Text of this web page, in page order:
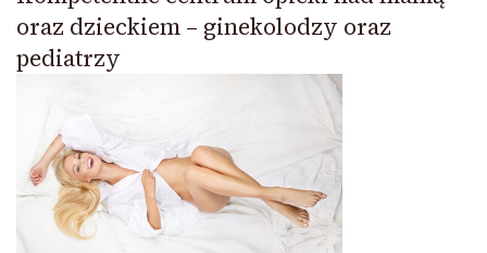
oraz dzieckiem – ginekolodzy oraz
pediatrzy